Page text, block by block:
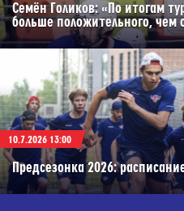
Семён Голиков: «По итогам
больше положительного, чем
10.7.2026 13:00
Предсезонка 2026: